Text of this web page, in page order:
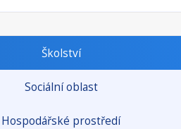
Školství
Sociální oblast
Hospodářské prostředí